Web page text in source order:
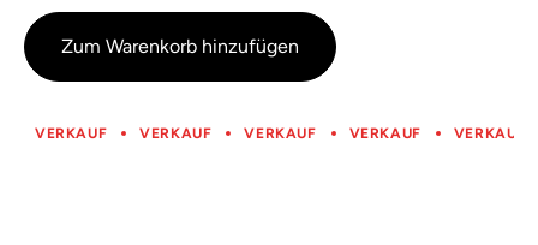
Zum Warenkorb hinzufügen
VERKAUF VERKAUF VERKAUF VERKAUF VERKAUF